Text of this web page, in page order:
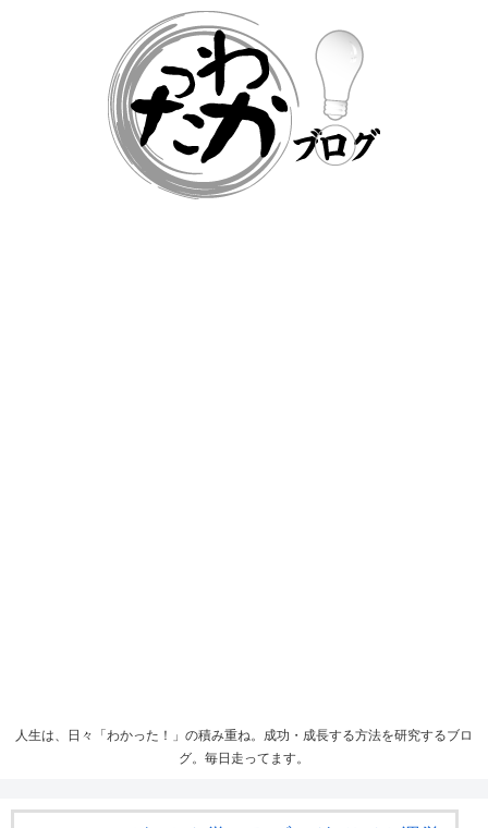
人生は、日々「わかった！」の積み重ね。成功・成長する方法を研究するブロ
グ。毎日走ってます。